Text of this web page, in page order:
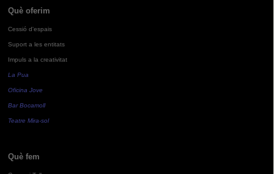
Què oferim
Cessió d'espais
Suport a les entitats
Impuls a la creativitat
La Pua
Oficina Jove
Bar Bocamoll
Teatre Mira-sol
Què fem